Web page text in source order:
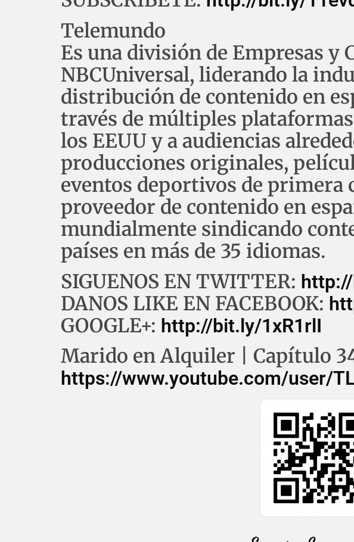
Telemundo
Es una división de Empresas y
NBCUniversal, liderando la
distribución de contenido en
través de múltiples
los EEUU y a audiencias
producciones originales,
eventos deportivos de primera
proveedor de contenido en
mundialmente sindicando
países en más de 35 idiomas.
SIGUENOS EN TWITTER:
DANOS LIKE EN FACEBOOK:
GOOGLE+: http://bit.ly/1xR1rlI
Marido en Alquiler | Capítulo
https://www.youtube.com/user/